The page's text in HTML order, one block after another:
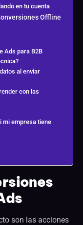
en tu cuenta
Offline
Ads para B2B
al enviar
con las
mi empresa tiene
son las acciones